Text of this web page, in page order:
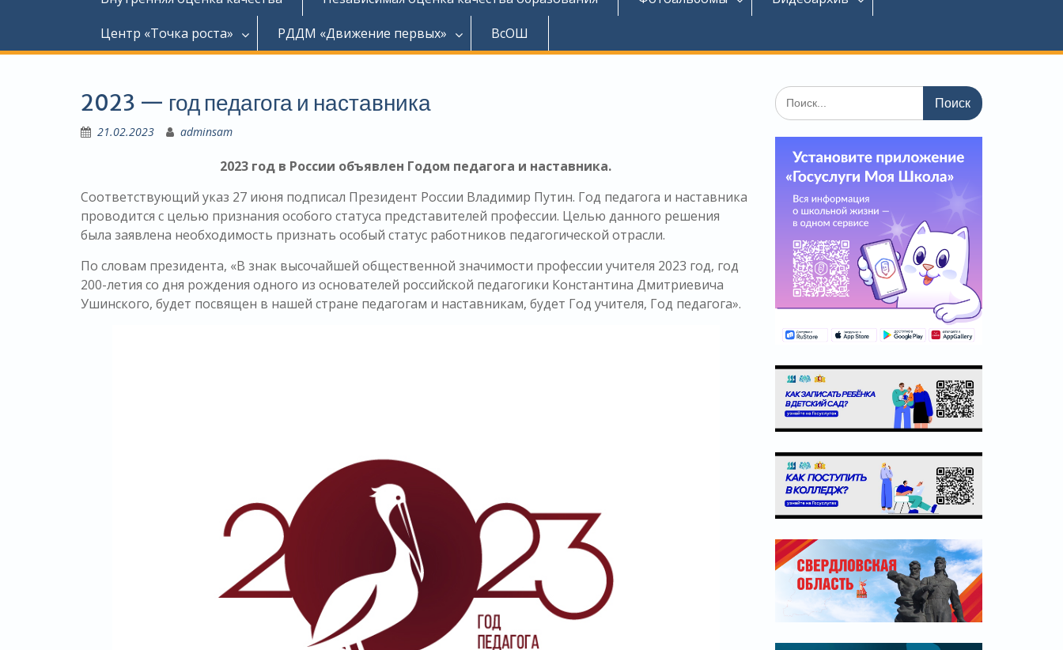
Центр «Точка роста»
РДДМ «Движение первых» ВсОШ
2023 — год педагога и наставника
21.02.2023 adminsam
2023 год в России объявлен Годом педагога и наставника.
Соответствующий указ 27 июня подписал Президент России Владимир Путин. Год педагога и наставника
проводится с целью признания особого статуса представителей профессии. Целью данного решения
была заявлена необходимость признать особый статус работников педагогической отрасли.
По словам президента, «В знак высочайшей общественной значимости профессии учителя 2023 год, год
200-летия со дня рождения одного из основателей российской педагогики Константина Дмитриевича
Ушинского, будет посвящен в нашей стране педагогам и наставникам, будет Год учителя, Год педагога».
Поиск
по: